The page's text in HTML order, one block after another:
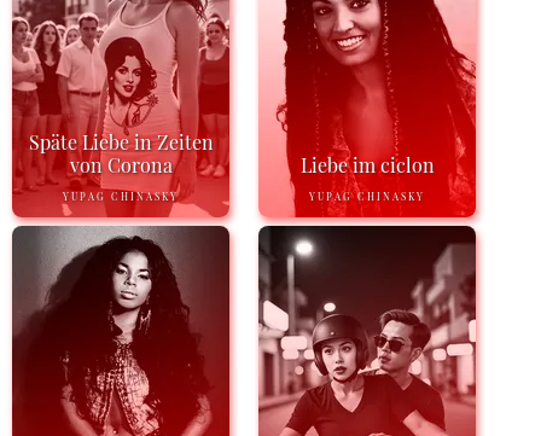
Späte Liebe in Zeiten
von Corona
YUPAG CHINASKY
Liebe im ciclon
YUPAG CHINASKY